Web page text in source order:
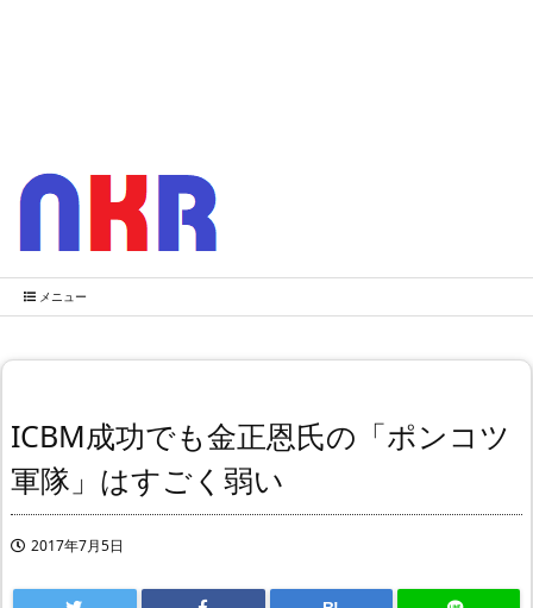
メニュー
ICBM成功でも金正恩氏の「ポンコツ
軍隊」はすごく弱い
2017年7月5日